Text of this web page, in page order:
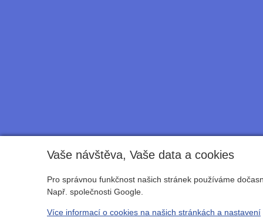
Vaše návštěva, Vaše data a cookies
Pro správnou funkčnost našich stránek používáme
Např. společnosti Google.
Více informací o cookies na našich stránkách a nastavení